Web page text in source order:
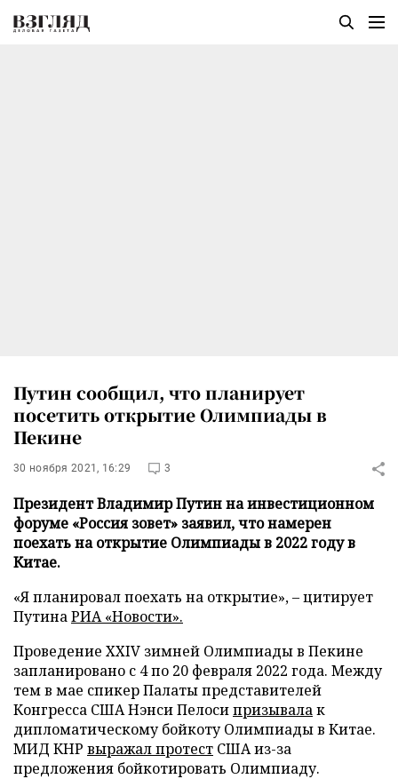
Путин сообщил, что планирует
посетить открытие Олимпиады в
Пекине
30 ноября 2021, 16:29 3
Президент Владимир Путин на инвестиционном
форуме «Россия зовет» заявил, что намерен
поехать на открытие Олимпиады в 2022 году в
Китае.
«Я планировал поехать на открытие», – цитирует
ПутинаРИА «Новости».
Проведение XXIV зимней Олимпиады в Пекине
запланировано с 4 по 20 февраля 2022 года. Между
тем в мае спикер Палаты представителей
Конгресса США Нэнси Пелосипризывалак
дипломатическому бойкоту Олимпиады в Китае.
МИД КНР выражал протест США из-за
предложения бойкотировать Олимпиаду.